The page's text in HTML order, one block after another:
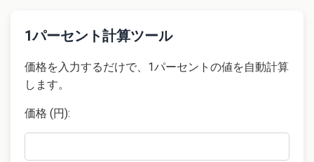
1パーセント計算ツール
価格を入力するだけで、1パーセントの値を自動計算
します。
価格 (円):